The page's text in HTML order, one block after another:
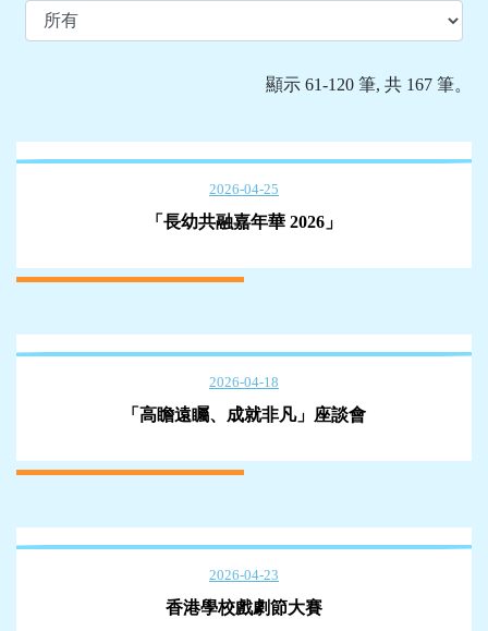
顯示 61-120 筆, 共 167 筆。
2026-04-25
「長幼共融嘉年華 2026」
2026-04-18
「高瞻遠矚、成就非凡」座談會
2026-04-23
香港學校戲劇節大賽